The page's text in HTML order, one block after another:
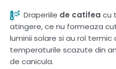
Draperiile de catifea cu
atingere, ce nu formeaza
luminii solare si au rol
temperaturile scazute din
de canicula.